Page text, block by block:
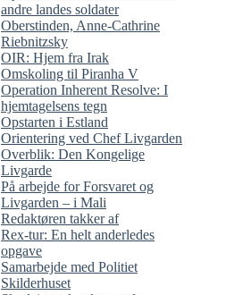
andre landes soldater
Oberstinden, Anne-Cathrine
Riebnitzsky
OIR: Hjem fra Irak
Omskoling til Piranha V
Operation Inherent Resolve: I
hjemtagelsens tegn
Opstarten i Estland
Orientering ved Chef Livgarden
Overblik: Den Kongelige
Livgarde
På arbejde for Forsvaret og
Livgarden – i Mali
Redaktøren takker af
Rex-tur: En helt anderledes
opgave
Samarbejde med Politiet
Skilderhuset